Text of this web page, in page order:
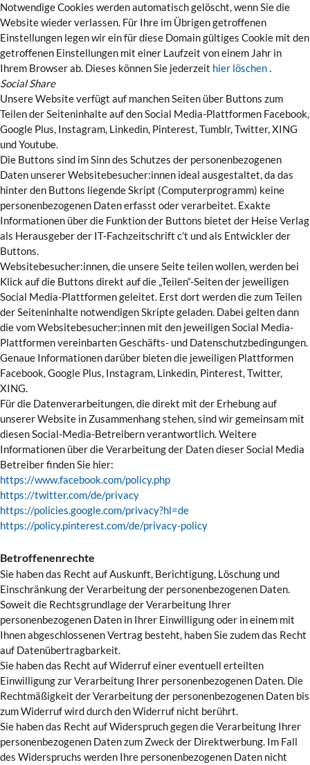
Notwendige Cookies werden automatisch gelöscht, wenn Sie die
Website wieder verlassen. Für Ihre im Übrigen getroffenen
Einstellungen legen wir ein für diese Domain gültiges Cookie mit den
getroffenen Einstellungen mit einer Laufzeit von einem Jahr in
Ihrem Browser ab. Dieses können Sie jederzeit hier löschen .
Social Share
Unsere Website verfügt auf manchen Seiten über Buttons zum
Teilen der Seiteninhalte auf den Social Media-Plattformen Facebook,
Google Plus, Instagram, Linkedin, Pinterest, Tumblr, Twitter, XING
und Youtube.
Die Buttons sind im Sinn des Schutzes der personenbezogenen
Daten unserer Websitebesucher:innen ideal ausgestaltet, da das
hinter den Buttons liegende Skript (Computerprogramm) keine
personenbezogenen Daten erfasst oder verarbeitet. Exakte
Informationen über die Funktion der Buttons bietet der Heise Verlag
als Herausgeber der IT-Fachzeitschrift c’t und als Entwickler der
Buttons.
Websitebesucher:innen, die unsere Seite teilen wollen, werden bei
Klick auf die Buttons direkt auf die „Teilen“-Seiten der jeweiligen
Social Media-Plattformen geleitet. Erst dort werden die zum Teilen
der Seiteninhalte notwendigen Skripte geladen. Dabei gelten dann
die vom Websitebesucher:innen mit den jeweiligen Social Media-
Plattformen vereinbarten Geschäfts- und Datenschutzbedingungen.
Genaue Informationen darüber bieten die jeweiligen Plattformen
Facebook, Google Plus, Instagram, Linkedin, Pinterest, Twitter,
XING.
Für die Datenverarbeitungen, die direkt mit der Erhebung auf
unserer Website in Zusammenhang stehen, sind wir gemeinsam mit
diesen Social-Media-Betreibern verantwortlich. Weitere
Informationen über die Verarbeitung der Daten dieser Social Media
Betreiber finden Sie hier:
https://www.facebook.com/policy.php
https://twitter.com/de/privacy
https://policies.google.com/privacy?hl=de
https://policy.pinterest.com/de/privacy-policy
Betroffenenrechte
Sie haben das Recht auf Auskunft, Berichtigung, Löschung und
Einschränkung der Verarbeitung der personenbezogenen Daten.
Soweit die Rechtsgrundlage der Verarbeitung Ihrer
personenbezogenen Daten in Ihrer Einwilligung oder in einem mit
Ihnen abgeschlossenen Vertrag besteht, haben Sie zudem das Recht
auf Datenübertragbarkeit.
Sie haben das Recht auf Widerruf einer eventuell erteilten
Einwilligung zur Verarbeitung Ihrer personenbezogenen Daten. Die
Rechtmäßigkeit der Verarbeitung der personenbezogenen Daten bis
zum Widerruf wird durch den Widerruf nicht berührt.
Sie haben das Recht auf Widerspruch gegen die Verarbeitung Ihrer
personenbezogenen Daten zum Zweck der Direktwerbung. Im Fall
des Widerspruchs werden Ihre personenbezogenen Daten nicht